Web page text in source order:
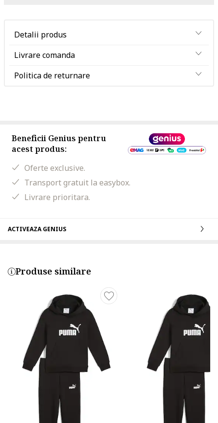
Detalii produs
Livrare comanda
Politica de returnare
Beneficii Genius pentru
acest produs:
Oferte exclusive.
Transport gratuit la easybox.
Livrare prioritara.
ACTIVEAZA GENIUS
Produse similare